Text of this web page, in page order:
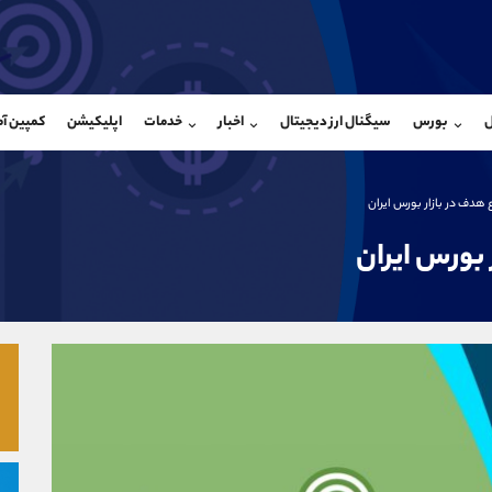
بورس سیگنال ارز دیجیتال اخبار خدمات اپلیکیشن کمپین
هدف در بازار بورس ایران
بورس ایران
@Armteam_admin_por
واتساپ شروع